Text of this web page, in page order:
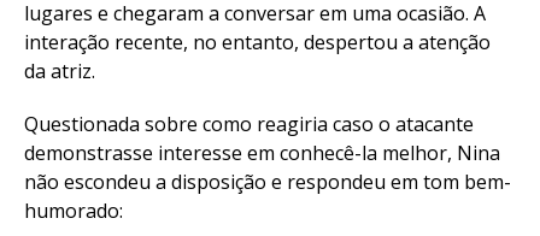
lugares e chegaram a conversar em uma ocasião. A
interação recente, no entanto, despertou a atenção
da atriz.
Questionada sobre como reagiria caso o atacante
demonstrasse interesse em conhecê-la melhor, Nina
não escondeu a disposição e respondeu em tom bem-
humorado: